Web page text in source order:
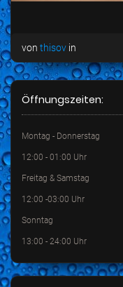
von thisov in
Öffnungszeiten:
Montag - Donnerstag
12:00 - 01:00 Uhr
Freitag & Samstag
12:00 -03:00 Uhr
Sonntag
13:00 - 24:00 Uhr